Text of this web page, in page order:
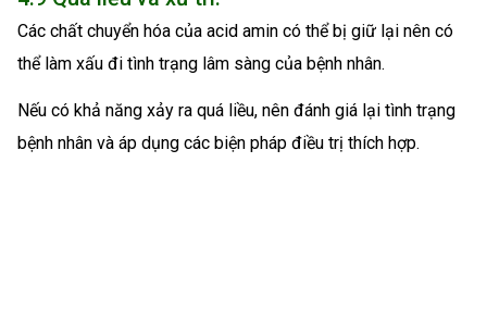
Các chất chuyển hóa của acid amin có thể bị giữ lại nên có
thể làm xấu đi tình trạng lâm sàng của bệnh nhân.
Nếu có khả năng xảy ra quá liều, nên đánh giá lại tình trạng
bệnh nhân và áp dụng các biện pháp điều trị thích hợp.